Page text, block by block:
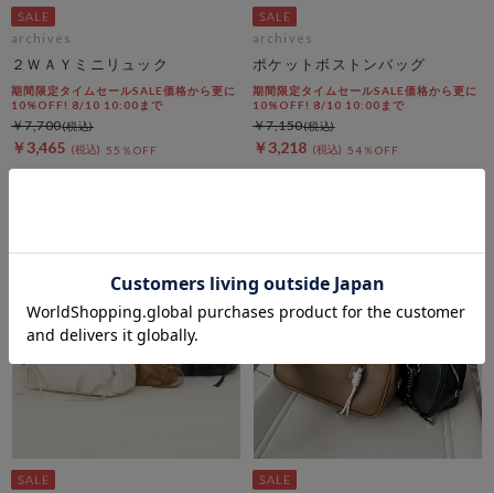
archives
２ＷＡＹミニリュック
期間限定タイムセールSALE価格から更に
10%OFF! 8/10 10:00まで
￥3,465 55％OFF
￥7,700
archives
ポケットボストンバッグ
期間限定タイムセールSALE価格から更に
10%OFF! 8/10 10:00まで
￥3,218 54％OFF
￥7,150